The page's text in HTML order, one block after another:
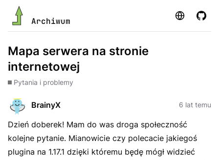
Archiwum Strona
Mapa serwera na stronie
internetowej
Pytania i problemy
BrainyX 6 lat temu
Dzień doberek! Mam do was droga społeczność
kolejne pytanie. Mianowicie czy polecacie jakiegoś
plugina na 1.17.1 dzięki któremu będę mógł widzieć